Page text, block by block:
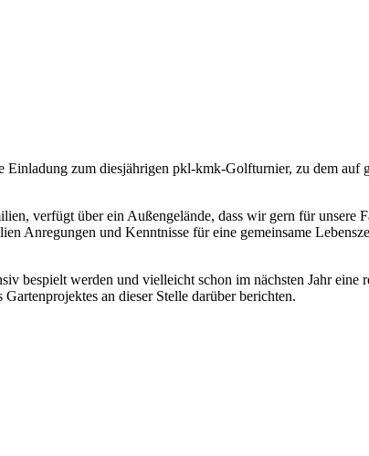
zum diesjährigen pkl-kmk-Golfturnier, zu dem auf
verfügt über ein Außengelände, dass wir gern für unsere
Anregungen und Kenntnisse für eine gemeinsame
bespielt werden und vielleicht schon im nächsten Jahr
an dieser Stelle darüber berichten.